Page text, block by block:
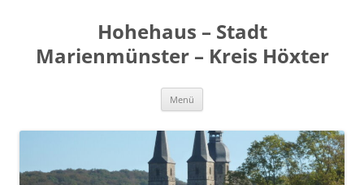
Hohehaus – Stadt
Marienmünster – Kreis Höxter
Menü